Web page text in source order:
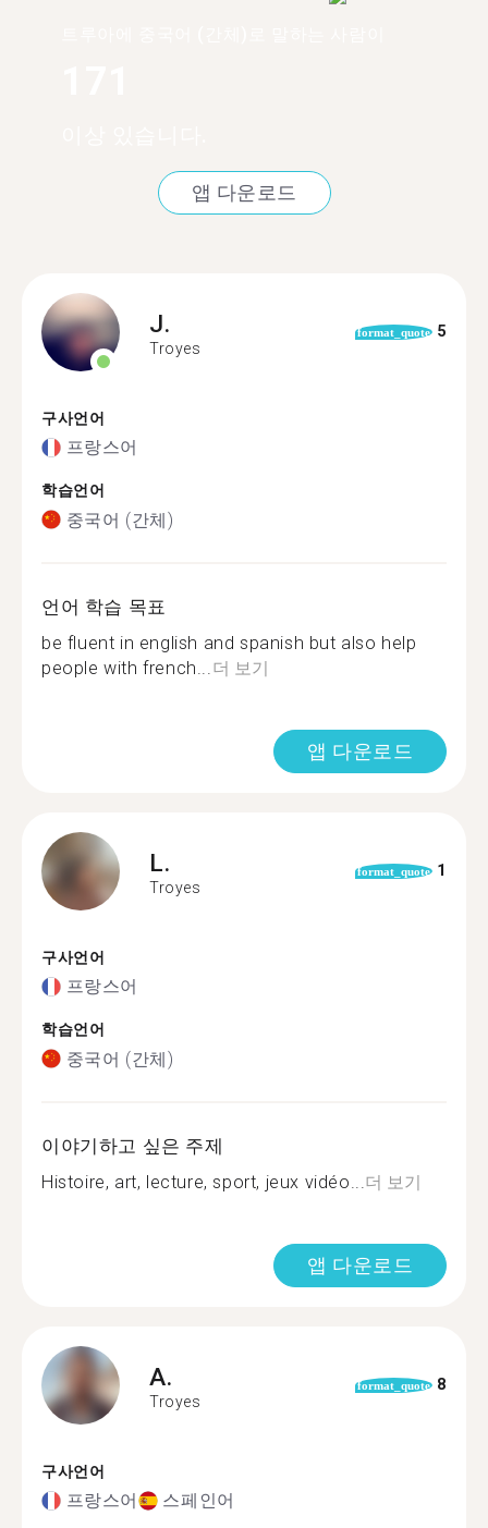
앱 다운로드
J.
Troyes
format_quote 5
구사언어
프랑스어
학습언어
중국어 (간체)
언어 학습 목표
be fluent in english and spanish but also help
people with french... 더 보기
앱 다운로드
L.
Troyes
format_quote 1
구사언어
프랑스어
학습언어
중국어 (간체)
이야기하고 싶은 주제
Histoire, art, lecture, sport, jeux vidéo... 더 보기
앱 다운로드
A.
Troyes
format_quote 8
구사언어
프랑스어 스페인어